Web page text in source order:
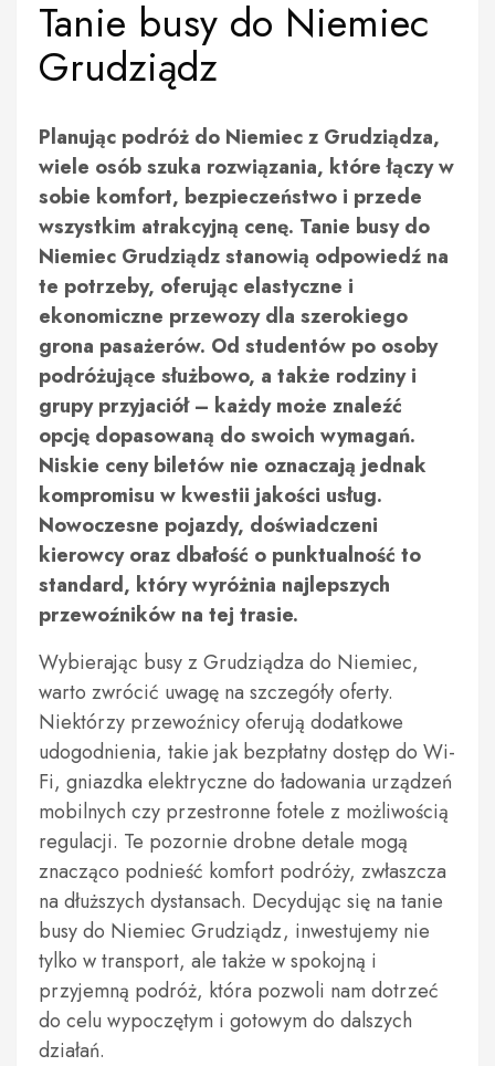
Tanie busy do Niemiec
Grudziądz
Planując podróż do Niemiec z Grudziądza,
wiele osób szuka rozwiązania, które łączy w
sobie komfort, bezpieczeństwo i przede
wszystkim atrakcyjną cenę. Tanie busy do
Niemiec Grudziądz stanowią odpowiedź na
te potrzeby, oferując elastyczne i
ekonomiczne przewozy dla szerokiego
grona pasażerów. Od studentów po osoby
podróżujące służbowo, a także rodziny i
grupy przyjaciół – każdy może znaleźć
opcję dopasowaną do swoich wymagań.
Niskie ceny biletów nie oznaczają jednak
kompromisu w kwestii jakości usług.
Nowoczesne pojazdy, doświadczeni
kierowcy oraz dbałość o punktualność to
standard, który wyróżnia najlepszych
przewoźników na tej trasie.
Wybierając busy z Grudziądza do Niemiec,
warto zwrócić uwagę na szczegóły oferty.
Niektórzy przewoźnicy oferują dodatkowe
udogodnienia, takie jak bezpłatny dostęp do Wi-
Fi, gniazdka elektryczne do ładowania urządzeń
mobilnych czy przestronne fotele z możliwością
regulacji. Te pozornie drobne detale mogą
znacząco podnieść komfort podróży, zwłaszcza
na dłuższych dystansach. Decydując się na tanie
busy do Niemiec Grudziądz, inwestujemy nie
tylko w transport, ale także w spokojną i
przyjemną podróż, która pozwoli nam dotrzeć
do celu wypoczętym i gotowym do dalszych
działań.